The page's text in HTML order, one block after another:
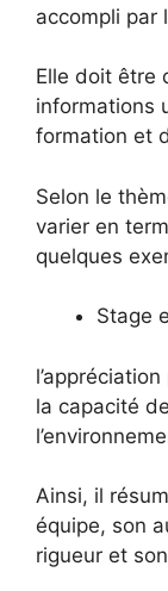
accompli par
Elle doit être
informations
formation et
Selon le
varier en
quelques
Stage
la capacité
Ainsi, il
équipe, son
rigueur et